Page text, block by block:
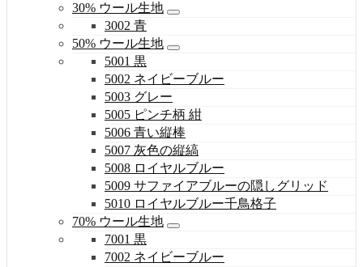
30% ウール生地
3002 青
50% ウール生地
5001 黒
5002 ネイビーブルー
5003 グレー
5005 ピンチ柄 紺
5006 青い縦棒
5007 灰色の縦縞
5008 ロイヤルブルー
5009 サファイアブルーの隠しグリッド
5010 ロイヤルブルー千鳥格子
70% ウール生地
7001 黒
7002 ネイビーブルー